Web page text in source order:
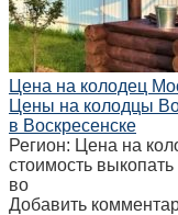
Цена на колодец
Цены на колодцы
в Воскресенске
Регион: Цена на
стоимость
во
Добавить